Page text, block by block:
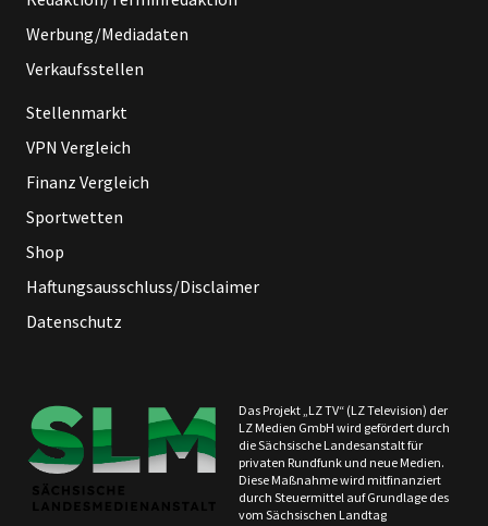
Werbung/Mediadaten
Verkaufsstellen
Stellenmarkt
VPN Vergleich
Finanz Vergleich
Sportwetten
Shop
Haftungsausschluss/Disclaimer
Datenschutz
Das Projekt „LZ TV“ (LZ Television) der
LZ Medien GmbH wird gefördert durch
die Sächsische Landesanstalt für
privaten Rundfunk und neue Medien.
Diese Maßnahme wird mitfinanziert
durch Steuermittel auf Grundlage des
vom Sächsischen Landtag